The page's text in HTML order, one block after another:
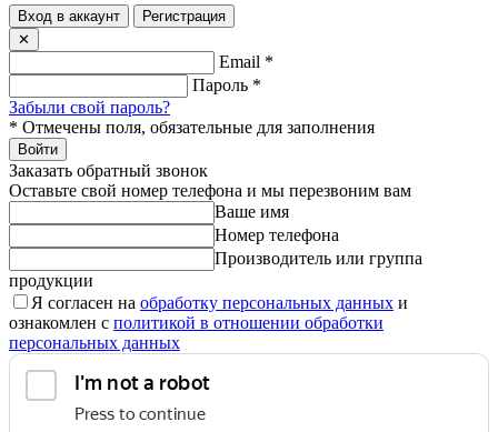
Вход в аккаунт
Регистрация
✕
Email *
Пароль *
Забыли свой пароль?
* Отмечены поля, обязательные для заполнения
Войти
Заказать обратный звонок
Оставьте свой номер телефона и мы перезвоним вам
Ваше имя
Номер телефона
Производитель или группа
продукции
Я согласен на обработку персональных данных и
ознакомлен с политикой в отношении обработки
персональных данных